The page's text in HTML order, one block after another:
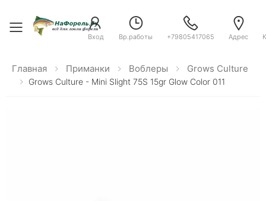
Toggle menu
Вход Вр.работы +79805417065 Адрес
Главная Приманки Воблеры Grows Culture
Grows Culture - Mini Slight 75S 15gr Glow Color 011